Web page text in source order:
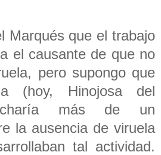
Marqués que el trabajo
el causante de que no
pero supongo que
(hoy, Hinojosa del
más de un
la ausencia de viruela
tal actividad.